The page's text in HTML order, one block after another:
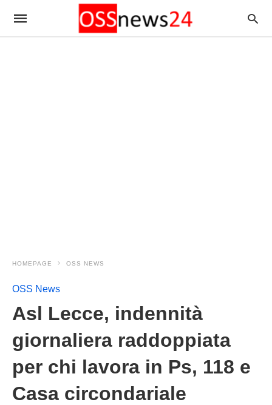
HOMEPAGE OSS NEWS
OSS News
Asl Lecce, indennità
giornaliera raddoppiata
per chi lavora in Ps, 118 e
Casa circondariale